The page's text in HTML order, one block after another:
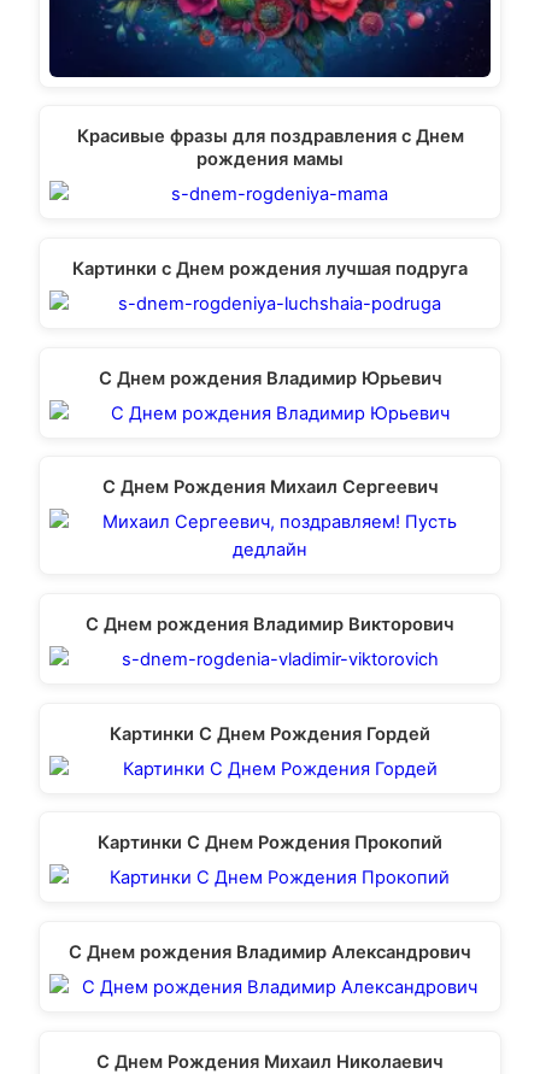
Красивые фразы для поздравления с Днем
рождения мамы
Картинки с Днем рождения лучшая подруга
С Днем рождения Владимир Юрьевич
С Днем Рождения Михаил Сергеевич
С Днем рождения Владимир Викторович
Картинки С Днем Рождения Гордей
Картинки С Днем Рождения Прокопий
С Днем рождения Владимир Александрович
С Днем Рождения Михаил Николаевич